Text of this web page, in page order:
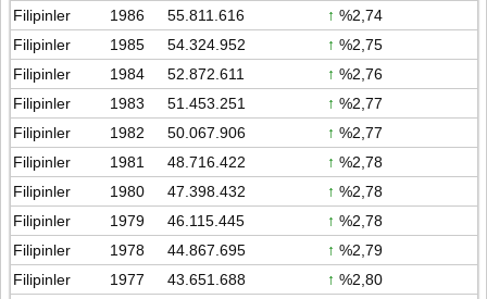
Filipinler
1986 55.811.616 ↑ %2,74
Filipinler
1985 54.324.952 ↑ %2,75
Filipinler
1984 52.872.611 ↑ %2,76
Filipinler
1983 51.453.251 ↑ %2,77
Filipinler
1982 50.067.906 ↑ %2,77
Filipinler
1981 48.716.422 ↑ %2,78
Filipinler
1980 47.398.432 ↑ %2,78
Filipinler
1979 46.115.445 ↑ %2,78
Filipinler
1978 44.867.695 ↑ %2,79
Filipinler
1977 43.651.688 ↑ %2,80